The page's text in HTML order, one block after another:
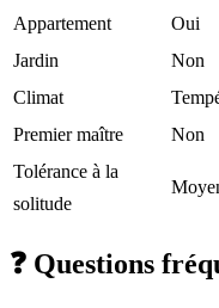
Appartement
Oui
Jardin
Non
Climat
Premier maître
Non
Tolérance à la
solitude
❓ Questions